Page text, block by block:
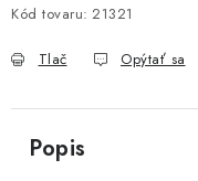
Kód tovaru: 21321
Tlač Opýtať sa
Popis